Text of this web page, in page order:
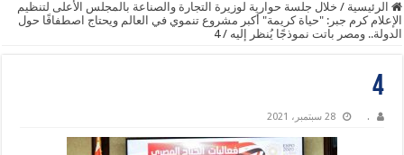
الرئيسية / خلال جلسة حوارية لوزيرة التجارة والصناعة بالمجلس الأعلى لتنظيم
الإعلام كرم جبر: "حياة كريمة" أكبر مشروع تنموي في العالم ويحتاج اصطفافًا حول
الدولة.. ومصر باتت نموذجًا يُنظر إليه /
4
4
. 28 سبتمبر، 2021